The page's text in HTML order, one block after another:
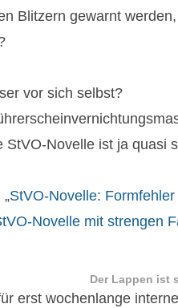
Blitzern gewarnt
vor sich selbst?
StVO-Novelle ist ja quasi
StVO-Novelle:
Novelle mit strengen
Der Lappen ist
erst wochenlange